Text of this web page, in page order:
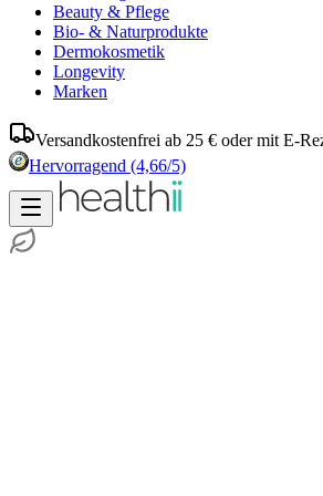
Beauty & Pflege
Bio- & Naturprodukte
Dermokosmetik
Longevity
Marken
Versandkostenfrei ab 25 € oder mit E-
Hervorragend (4,66/5)